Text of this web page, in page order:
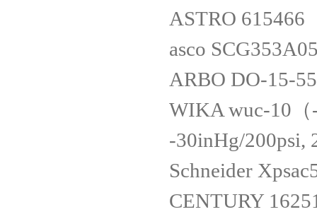
ASTRO 615466
asco
ARBO DO-15-
WIKA wuc-10（
-30inHg/200psi,
Schneider
CENTURY